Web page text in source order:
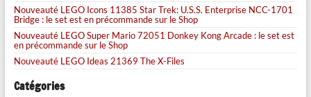
Nouveauté LEGO Icons 11385 Star Trek: U.S.S. Enterprise NCC-1701
Bridge : le set est en précommande sur le Shop
Nouveauté LEGO Super Mario 72051 Donkey Kong Arcade : le set est
en précommande sur le Shop
Nouveauté LEGO Ideas 21369 The X-Files
Catégories